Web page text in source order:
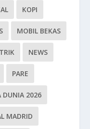
KOPI
MOBIL BEKAS
NEWS
PARE
DUNIA 2026
MADRID